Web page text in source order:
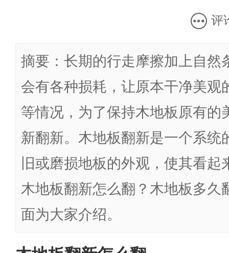
评
摘要：长期的行走摩擦加上自然
会有各种损耗，让原本干净美观
等情况，为了保持木地板原有的
新翻新。木地板翻新是一个系统
旧或磨损地板的外观，使其看
木地板翻新怎么翻？木地板多久
面为大家介绍。